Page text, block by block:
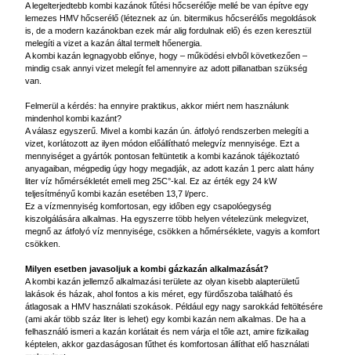
A legelterjedtebb kombi kazánok fűtési hőcserélője mellé be van építve egy
lemezes HMV hőcserélő (léteznek az ún. bitermikus hőcserélős megoldások
is, de a modern kazánokban ezek már alig fordulnak elő) és ezen keresztül
melegíti a vizet a kazán által termelt hőenergia.
A kombi kazán legnagyobb előnye, hogy – működési elvből következően –
mindig csak annyi vizet melegít fel amennyire az adott pillanatban szükség
van.
Felmerül a kérdés: ha ennyire praktikus, akkor miért nem használunk
mindenhol kombi kazánt?
A válasz egyszerű. Mivel a kombi kazán ún. átfolyó rendszerben melegíti a
vizet, korlátozott az ilyen módon előállítható melegvíz mennyisége. Ezt a
mennyiséget a gyártók pontosan feltüntetik a kombi kazánok tájékoztató
anyagaiban, mégpedig úgy hogy megadják, az adott kazán 1 perc alatt hány
liter víz hőmérsékletét emeli meg 25C°-kal. Ez az érték egy 24 kW
teljesítményű kombi kazán esetében 13,7 l/perc.
Ez a vízmennyiség komfortosan, egy időben egy csapolóegység
kiszolgálására alkalmas. Ha egyszerre több helyen vételezünk melegvizet,
megnő az átfolyó víz mennyisége, csökken a hőmérséklete, vagyis a komfort
csökken.
Milyen esetben javasoljuk a kombi gázkazán alkalmazását?
A kombi kazán jellemző alkalmazási területe az olyan kisebb alapterületű
lakások és házak, ahol fontos a kis méret, egy fürdőszoba található és
átlagosak a HMV használati szokások. Például egy nagy sarokkád feltöltésére
(ami akár több száz liter is lehet) egy kombi kazán nem alkalmas. De ha a
felhasználó ismeri a kazán korlátait és nem várja el tőle azt, amire fizikailag
képtelen, akkor gazdaságosan fűthet és komfortosan állíthat elő használati